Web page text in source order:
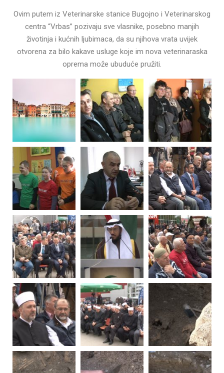
Ovim putem iz Veterinarske stanice Bugojno i Veterinarskog
centra “Vrbas” pozivaju sve vlasnike, posebno manjih
životinja i kućnih ljubimaca, da su njihova vrata uvijek
otvorena za bilo kakave usluge koje im nova veterinaraska
oprema može ubuduće pružiti.